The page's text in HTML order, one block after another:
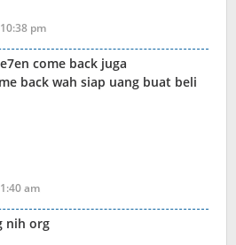
pm
come back juga
back wah siap uang buat beli
am
nih org